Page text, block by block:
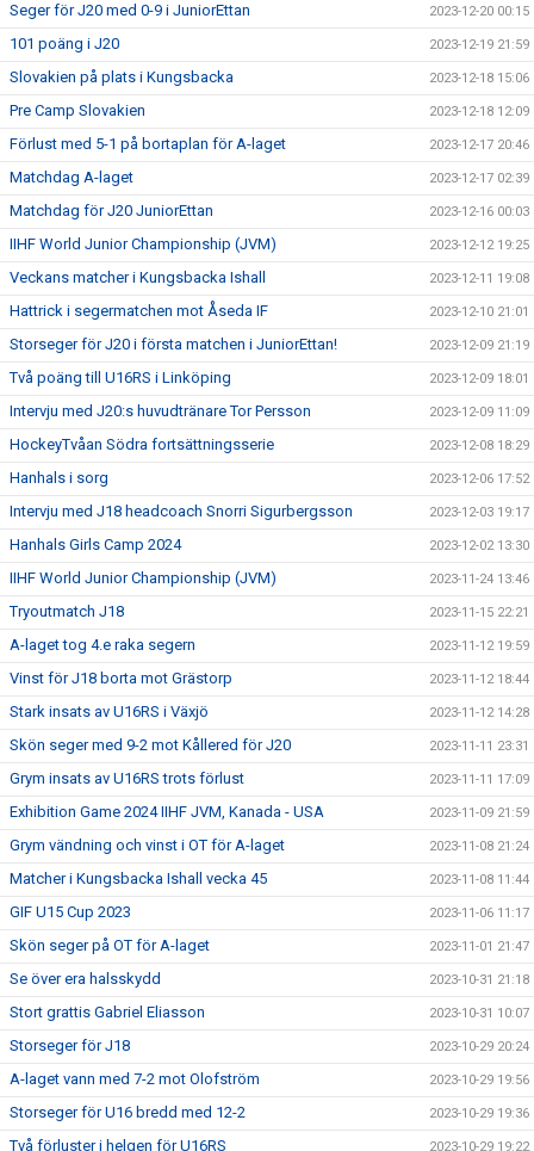
Seger för J20 med 0-9 i JuniorEttan 2023-12-20 00:15
101 poäng i J20 2023-12-19 21:59
Slovakien på plats i Kungsbacka 2023-12-18 15:06
Pre Camp Slovakien 2023-12-18 12:09
Förlust med 5-1 på bortaplan för A-laget 2023-12-17 20:46
Matchdag A-laget 2023-12-17 02:39
Matchdag för J20 JuniorEttan 2023-12-16 00:03
IIHF World Junior Championship (JVM) 2023-12-12 19:25
Veckans matcher i Kungsbacka Ishall 2023-12-11 19:08
Hattrick i segermatchen mot Åseda IF 2023-12-10 21:01
Storseger för J20 i första matchen i JuniorEttan! 2023-12-09 21:19
Två poäng till U16RS i Linköping 2023-12-09 18:01
Intervju med J20:s huvudtränare Tor Persson 2023-12-09 11:09
HockeyTvåan Södra fortsättningsserie 2023-12-08 18:29
Hanhals i sorg 2023-12-06 17:52
Intervju med J18 headcoach Snorri Sigurbergsson 2023-12-03 19:17
Hanhals Girls Camp 2024 2023-12-02 13:30
IIHF World Junior Championship (JVM) 2023-11-24 13:46
Tryoutmatch J18 2023-11-15 22:21
A-laget tog 4.e raka segern 2023-11-12 19:59
Vinst för J18 borta mot Grästorp 2023-11-12 18:44
Stark insats av U16RS i Växjö 2023-11-12 14:28
Skön seger med 9-2 mot Kållered för J20 2023-11-11 23:31
Grym insats av U16RS trots förlust 2023-11-11 17:09
Exhibition Game 2024 IIHF JVM, Kanada - USA 2023-11-09 21:59
Grym vändning och vinst i OT för A-laget 2023-11-08 21:24
Matcher i Kungsbacka Ishall vecka 45 2023-11-08 11:44
GIF U15 Cup 2023 2023-11-06 11:17
Skön seger på OT för A-laget 2023-11-01 21:47
Se över era halsskydd 2023-10-31 21:18
Stort grattis Gabriel Eliasson 2023-10-31 10:07
Storseger för J18 2023-10-29 20:24
A-laget vann med 7-2 mot Olofström 2023-10-29 19:56
Storseger för U16 bredd med 12-2 2023-10-29 19:36
Två förluster i helgen för U16RS 2023-10-29 19:22